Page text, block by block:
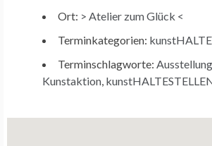
Ort: > Atelier zum Glück <
Terminkategorien:
Terminschlagworte: Ausstellung
Kunstaktion,